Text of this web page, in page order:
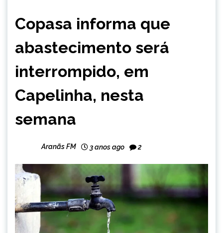
NOTÍCIAS
Copasa informa que
abastecimento será
interrompido, em
Capelinha, nesta
semana
Aranãs FM 3 anos ago 2